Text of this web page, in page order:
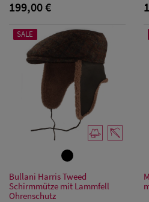
Baseball Cpas
Herren UV-
Schutz Caps
Herren
Sonnenschilder
& Visoren
Snapback Caps
199,00 €
SALE
Bullani Harris Tweed
Schirmmütze mit Lammfell
Ohrenschutz